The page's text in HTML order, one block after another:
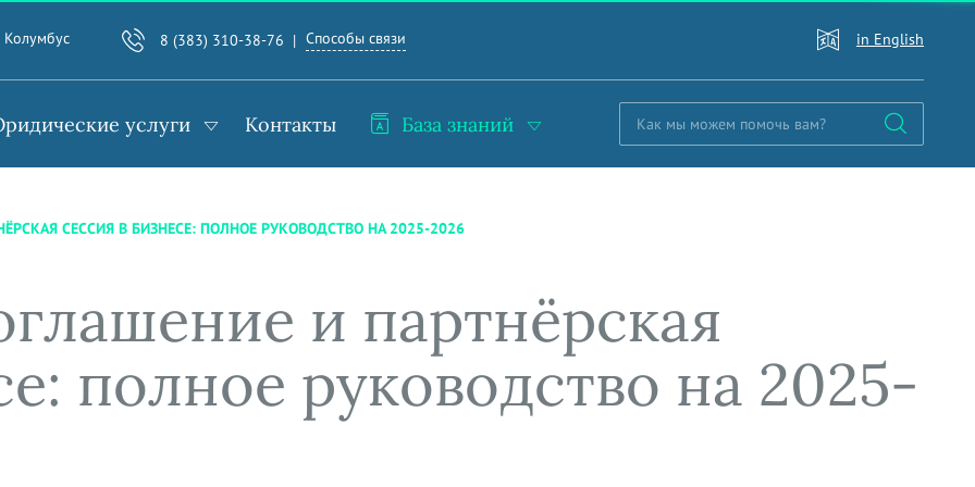
Колумбус 8 (383) 310-38-76 Способы связи in English
услуги Контакты База знаний
СЕССИЯ В БИЗНЕСЕ: ПОЛНОЕ РУКОВОДСТВО НА 2025-2026
и партнёрская
полное руководство на 2025-